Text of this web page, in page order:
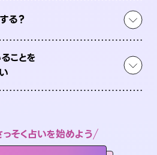
る？
ことを
そく占いを始めよう